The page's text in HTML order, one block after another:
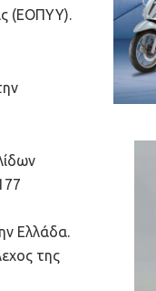
(ΕΟΠΥΥ).
Ελλάδα.
της